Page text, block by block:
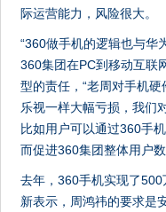
际运营能力，风险很大。
“360做手机的逻辑也与华
360集团在PC到移动互联
型的责任，“老周对手机
乐视一样大幅亏损，我们
比如用户可以通过360手
而促进360集团整体用户数
去年，360手机实现了
新表示，周鸿祎的要求是